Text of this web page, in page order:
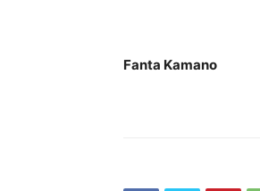
Fanta Kamano